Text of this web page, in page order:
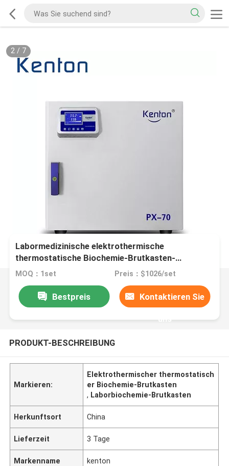
2/ 7
Labormedizinische elektrothermische
thermostatische Biochemie-Brutkasten-
Hochleistung
MOQ：1set Preis：$1026/set
Bestpreis Kontaktieren Sie
uns
PRODUKT-BESCHREIBUNG
Markieren:
Elektrothermischer thermostatisch
er Biochemie-Brutkasten
, Laborbiochemie-Brutkasten
Herkunftsort China
Lieferzeit 3 Tage
Markenname kenton